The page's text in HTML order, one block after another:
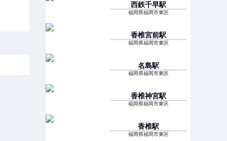
西鉄千早駅
福岡県福岡市東区
香椎宮前駅
福岡県福岡市東区
名島駅
福岡県福岡市東区
香椎神宮駅
福岡県福岡市東区
香椎駅
福岡県福岡市東区